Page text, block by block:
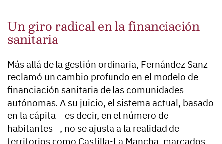
Un giro radical en la financiación
sanitaria
Más allá de la gestión ordinaria, Fernández Sanz
reclamó un cambio profundo en el modelo de
financiación sanitaria de las comunidades
autónomas. A su juicio, el sistema actual, basado
en la cápita —es decir, en el número de
habitantes—, no se ajusta a la realidad de
territorios como Castilla-La Mancha, marcados